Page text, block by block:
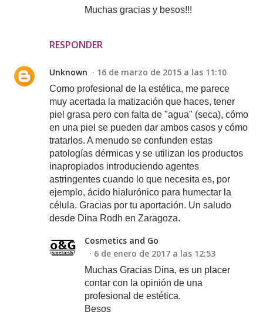
RESPONDER
Muchas gracias y besos!!!
Unknown 16 de marzo de 2015 a las 11:10
Como profesional de la estética, me parece
muy acertada la matización que haces, tener
piel grasa pero con falta de "agua" (seca), cómo
en una piel se pueden dar ambos casos y cómo
tratarlos. A menudo se confunden estas
patologías dérmicas y se utilizan los productos
inapropiados introduciendo agentes
astringentes cuando lo que necesita es, por
ejemplo, ácido hialurónico para humectar la
célula. Gracias por tu aportación. Un saludo
desde Dina Rodh en Zaragoza.
Cosmetics and Go
6 de enero de 2017 a las 12:53
Muchas Gracias Dina, es un placer
contar con la opinión de una
profesional de estética.
Besos